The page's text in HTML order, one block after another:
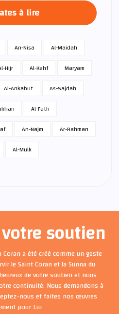
à lire
An-Nisa
Al-Maidah
Hijr Al-Kahf
Maryam
Al-Ankabut
As-Sajdah
Al-Fath
An-Najm
Ar-Rahman
Al-Mulk
soutien
a été créé comme un geste
le Saint Coran et la Sunna du
de votre soutien et nous
continuité. Nous demandons à
nous et faites nos œuvres
pour Lui.